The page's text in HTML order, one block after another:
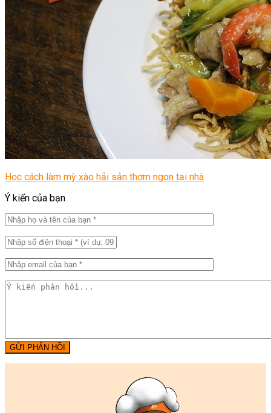
Học cách làm mỳ xào hải sản thơm ngon tại nhà
Ý kiến của bạn
GỬI PHẢN HỒI